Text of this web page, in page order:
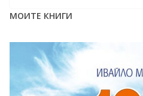
МОИТЕ КНИГИ